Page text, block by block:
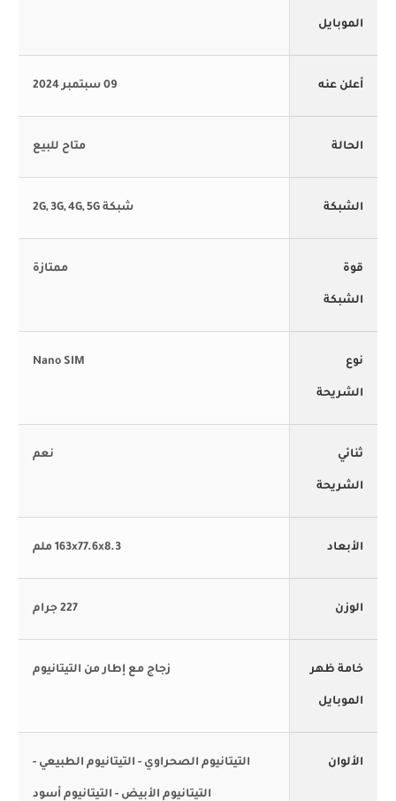
الموبايل
أعلن عنه 09 سبتمبر 2024
الحالة متاح للبيع
الشبكة شبكة 2G, 3G, 4G, 5G
قوة
الشبكة
ممتازة
نوع
الشريحة
Nano SIM
ثنائي
الشريحة
نعم
الأبعاد 163x77.6x8.3 ملم
الوزن 227 جرام
خامة ظهر
الموبايل
زجاج مع إطار من التيتانيوم
الألوان التيتانيوم الصحراوي - التيتانيوم الطبيعي -
التيتانيوم الأبيض - التيتانيوم أسود